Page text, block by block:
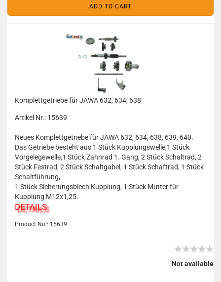
ADD TO CART
Komplettgetriebe für JAWA 632, 634, 638
Artikel Nr.: 15639
Neues Komplettgetriebe für JAWA 632, 634, 638, 639, 640.
Das Getriebe besteht aus 1 Stück Kupplungswelle,1 Stück
Vorgelegewelle,1 Stück Zahnrad 1. Gang, 2 Stück Schaltrad, 2
Stück Festrad, 2 Stück Schaltgabel, 1 Stück Schaftrad, 1 Stück
Schaltführung,
1 Stück Sicherungsblech Kupplung, 1 Stück Mutter für
Kupplung M12x1,25.
DETAILS
Product No.: 15639
Not available